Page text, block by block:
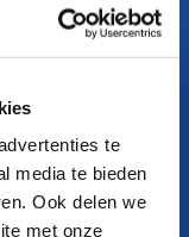
te
media te bieden
Ook delen we
met onze
OP